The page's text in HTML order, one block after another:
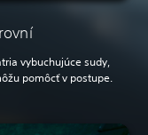
vybuchujúce sudy,
pomôcť v postupe.